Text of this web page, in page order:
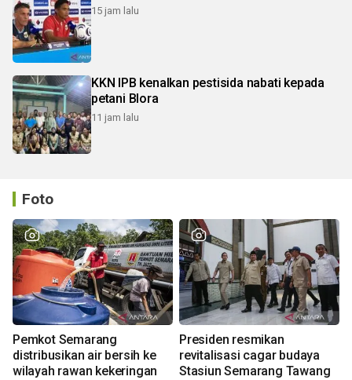
15 jam lalu
KKN IPB kenalkan pestisida nabati kepada
petani Blora
11 jam lalu
Foto
Pemkot Semarang
distribusikan air bersih ke
wilayah rawan kekeringan
Presiden resmikan
revitalisasi cagar budaya
Stasiun Semarang Tawang